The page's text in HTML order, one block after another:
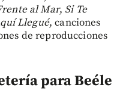
al Mar, Si Te
Llegué, canciones
de reproducciones
para Beéle